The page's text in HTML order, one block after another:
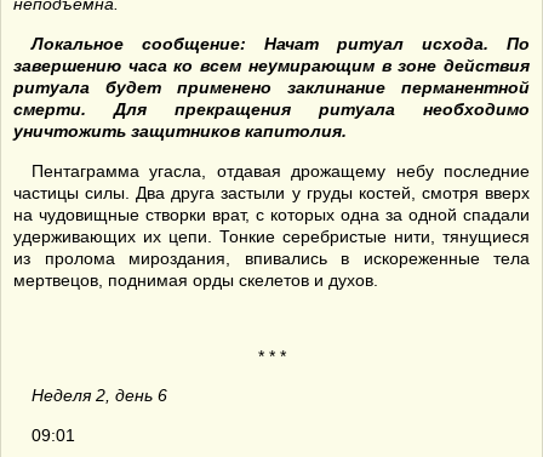
Локальное сообщение: Начат ритуал исхода. По
завершению часа ко всем неумирающим в зоне действия
ритуала будет применено заклинание перманентной
смерти. Для прекращения ритуала необходимо
уничтожить защитников капитолия.
Пентаграмма угасла, отдавая дрожащему небу последние
частицы силы. Два друга застыли у груды костей, смотря вверх
на чудовищные створки врат, с которых одна за одной спадали
удерживающих их цепи. Тонкие серебристые нити, тянущиеся
из пролома мироздания, впивались в искореженные тела
мертвецов, поднимая орды скелетов и духов.
* * *
Неделя 2, день 6
09:01